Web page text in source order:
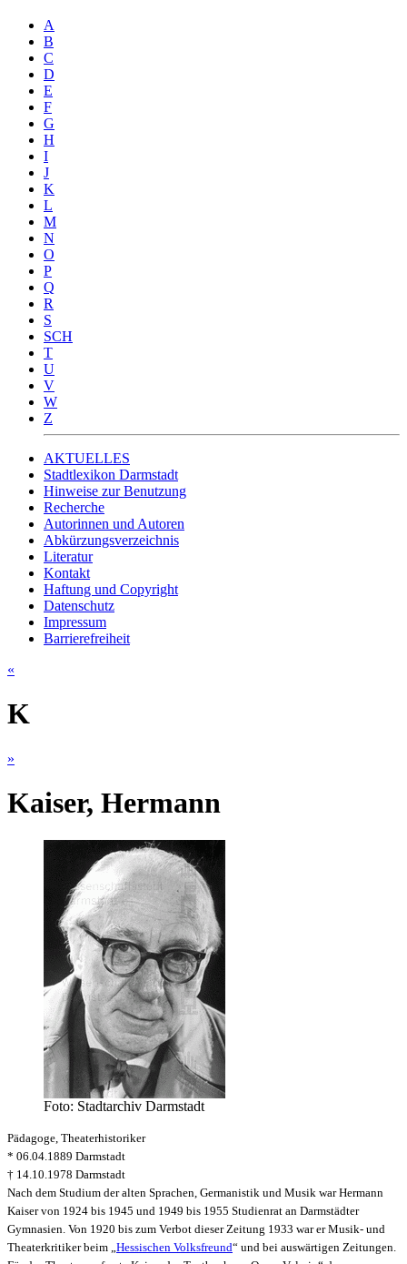
A
B
C
D
E
F
G
H
I
J
K
L
M
N
O
P
Q
R
S
SCH
T
U
V
W
Z
AKTUELLES
Stadtlexikon Darmstadt
Hinweise zur Benutzung
Recherche
Autorinnen und Autoren
Abkürzungsverzeichnis
Literatur
Kontakt
Haftung und Copyright
Datenschutz
Impressum
Barrierefreiheit
«
K
»
Kaiser, Hermann
Foto: Stadtarchiv Darmstadt
Pädagoge, Theaterhistoriker
* 06.04.1889 Darmstadt
† 14.10.1978 Darmstadt
Nach dem Studium der alten Sprachen, Germanistik und Musik war Hermann
Kaiser von 1924 bis 1945 und 1949 bis 1955 Studienrat an Darmstädter
Gymnasien. Von 1920 bis zum Verbot dieser Zeitung 1933 war er Musik- und
Theaterkritiker beim „ Hessischen Volksfreund“ und bei auswärtigen Zeitungen.